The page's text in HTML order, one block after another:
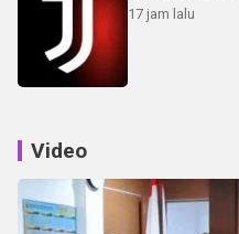
17 jam lalu
Video